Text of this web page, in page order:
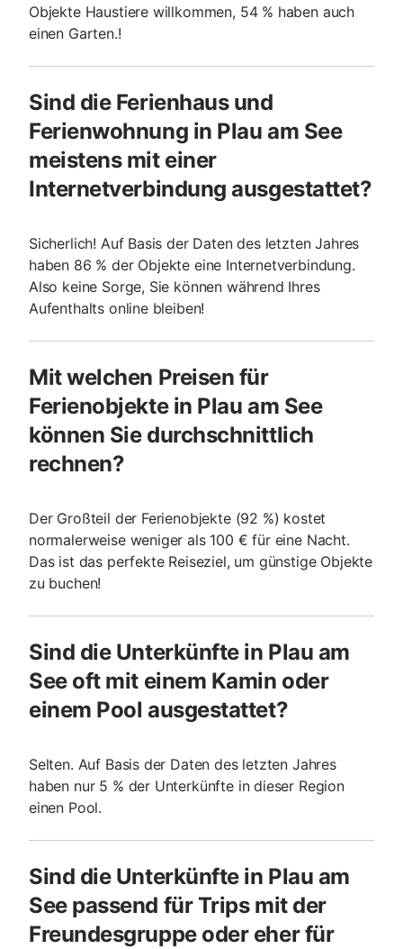
Objekte Haustiere willkommen, 54 % haben auch
einen Garten.!
Sind die Ferienhaus und
Ferienwohnung in Plau am See
meistens mit einer
Internetverbindung ausgestattet?
Sicherlich! Auf Basis der Daten des letzten Jahres
haben 86 % der Objekte eine Internetverbindung.
Also keine Sorge, Sie können während Ihres
Aufenthalts online bleiben!
Mit welchen Preisen für
Ferienobjekte in Plau am See
können Sie durchschnittlich
rechnen?
Der Großteil der Ferienobjekte (92 %) kostet
normalerweise weniger als 100 € für eine Nacht.
Das ist das perfekte Reiseziel, um günstige Objekte
zu buchen!
Sind die Unterkünfte in Plau am
See oft mit einem Kamin oder
einem Pool ausgestattet?
Selten. Auf Basis der Daten des letzten Jahres
haben nur 5 % der Unterkünfte in dieser Region
einen Pool.
Sind die Unterkünfte in Plau am
See passend für Trips mit der
Freundesgruppe oder eher für